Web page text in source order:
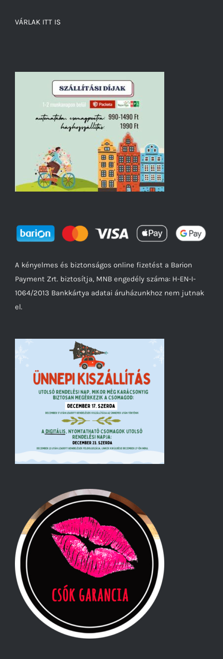
VÁRLAK ITT IS
A kényelmes és biztonságos online fizetést a Barion
Payment Zrt. biztosítja, MNB engedély száma: H-EN-I-
1064/2013 Bankkártya adatai áruházunkhoz nem jutnak
el.